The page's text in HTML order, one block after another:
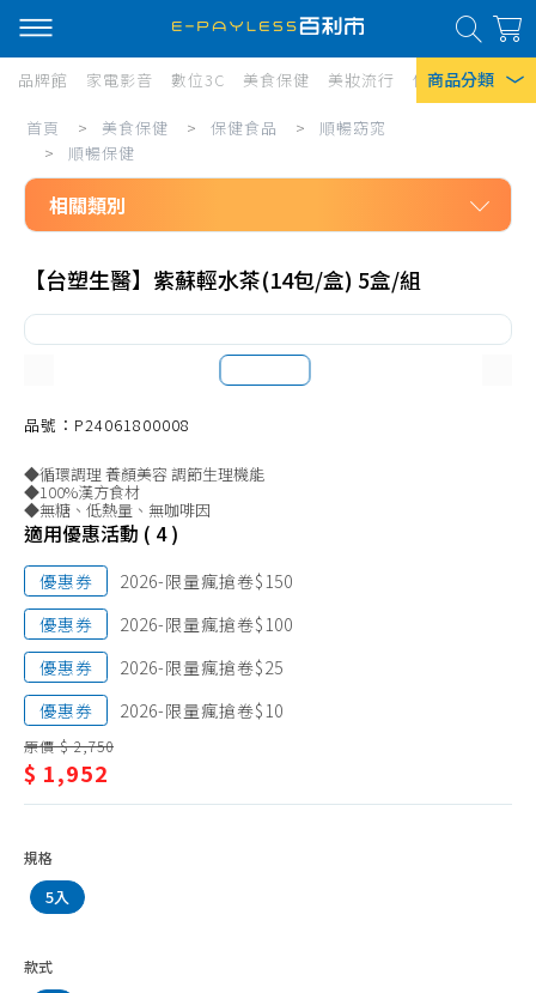
商品分類
熱門搜尋
風扇
口罩
除濕機
衛生紙
品牌館 家電影音 數位3C 美食保健 美妝流行 傢俱寢具 居
美
保
健/
健
順
暢
窈
窕/
順
暢
保
健
首頁 > 美食保健 > 保健食品 >
順暢窈窕
>
順暢保健
相關類別
保健食品
代謝好幫手
餐後補救
閃澱抗醣
孅飲代餐
【台塑生醫】紫蘇輕水茶(14包/盒) 5盒/組
品號：P24061800008
◆循環調理 養顏美容 調節生理機能
◆100%漢方食材
◆無糖、低熱量、無咖啡因
適用優惠活動 ( 4 )
優惠券
2026-限量瘋搶卷$150
優惠券
2026-限量瘋搶卷$100
優惠券
2026-限量瘋搶卷$25
優惠券
2026-限量瘋搶卷$10
原價 $ 2,750
$ 1,952
規格
5入
款式